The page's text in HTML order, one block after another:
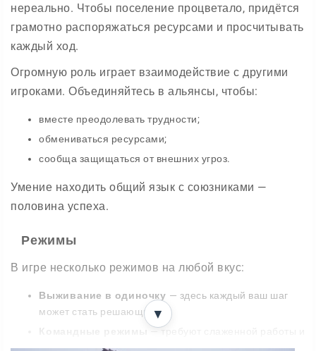
нереально. Чтобы поселение процветало, придётся
грамотно распоряжаться ресурсами и просчитывать
каждый ход.
Огромную роль играет взаимодействие с другими
игроками. Объединяйтесь в альянсы, чтобы:
вместе преодолевать трудности;
обмениваться ресурсами;
сообща защищаться от внешних угроз.
Умение находить общий язык с союзниками —
половина успеха.
Режимы
В игре несколько режимов на любой вкус:
Выживание в одиночку — здесь каждый ваш шаг
может стать решающим;
— требуют слаженной работы и
общей стратегии.
▼